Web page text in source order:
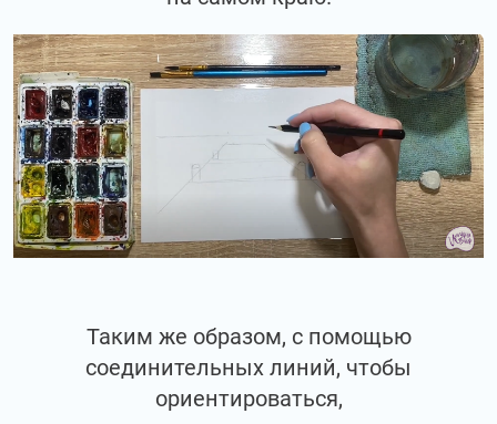
Таким же образом, с помощью
соединительных линий, чтобы
ориентироваться,